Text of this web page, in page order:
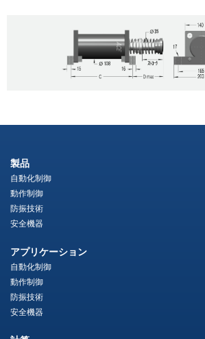
製品
自動化制御
動作制御
防振技術
安全機器
アプリケーション
自動化制御
動作制御
防振技術
安全機器